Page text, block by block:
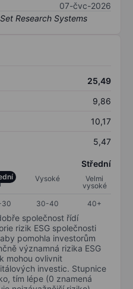
07-čvc-2026
25,49
9,86
10,17
5,47
Střední
Vysoké
Velmi
vysoké
30 30-40 40+
společnost řídí
rizik ESG společnosti
pomohla investorům
významná rizika ESG
mohou ovlivnit
investic. Stupnice
tím lépe (0 znamená